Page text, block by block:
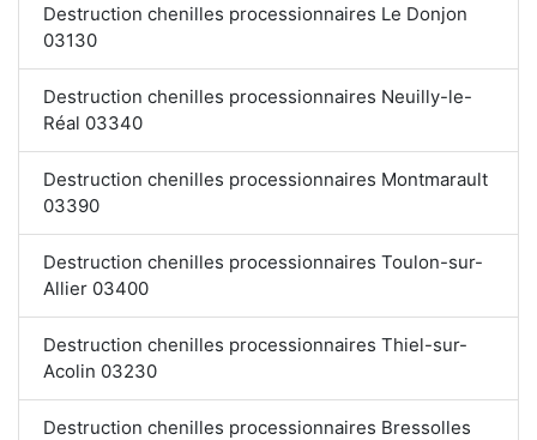
Destruction chenilles processionnaires Le Donjon
03130
Destruction chenilles processionnaires Neuilly-le-
Réal 03340
Destruction chenilles processionnaires Montmarault
03390
Destruction chenilles processionnaires Toulon-sur-
Allier 03400
Destruction chenilles processionnaires Thiel-sur-
Acolin 03230
Destruction chenilles processionnaires Bressolles